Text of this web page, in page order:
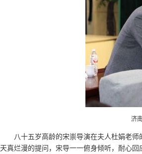
济
八十五岁高龄的宋崇导演在夫人杜娟老
天真烂漫的提问，宋导一一俯身倾听，耐心